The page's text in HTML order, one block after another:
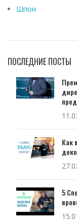
Шпон
ПОСЛЕДНИЕ ПОСТЫ
Как
5